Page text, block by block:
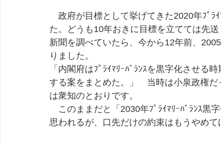
政府が目標として挙げてきた2020年ﾌﾟﾗ
た。どうも10年おきに目標を立てては先
新聞を調べていたら、今から12年前、
りました。
「内閣府はﾌﾟﾗｲﾏﾘｰﾊﾞﾗﾝｽを黒字化させる
する案をまとめた。」　当時は小泉政権
は衆知のとおりです。
このままだと「2030年ﾌﾟﾗｲﾏﾘｰﾊﾞﾗﾝｽ黒
思われるが、口先だけの約束はもうやめ